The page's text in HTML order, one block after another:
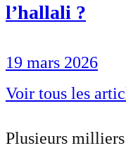
l’hallali ?
19 mars 2026
Voir tous les
Plusieurs milliers